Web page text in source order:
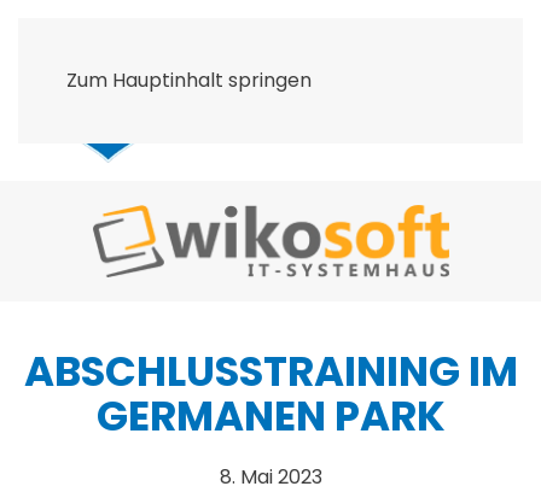
Zum Hauptinhalt springen
ABSCHLUSSTRAINING IM
GERMANEN PARK
8. Mai 2023